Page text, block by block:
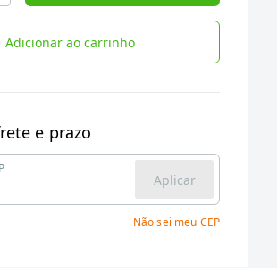
Adicionar ao carrinho
e prazo
Aplicar
Não sei meu CEP